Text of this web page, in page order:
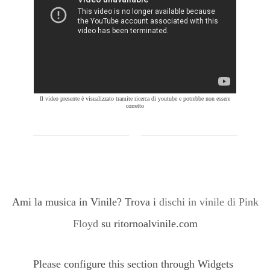
Il video presente è visualizzato tramite ricerca di youtube e potrebbe non essere
corretto
Ami la musica in Vinile? Trova i dischi in vinile di Pink
Floyd su ritornoalvinile.com
Please configure this section through Widgets